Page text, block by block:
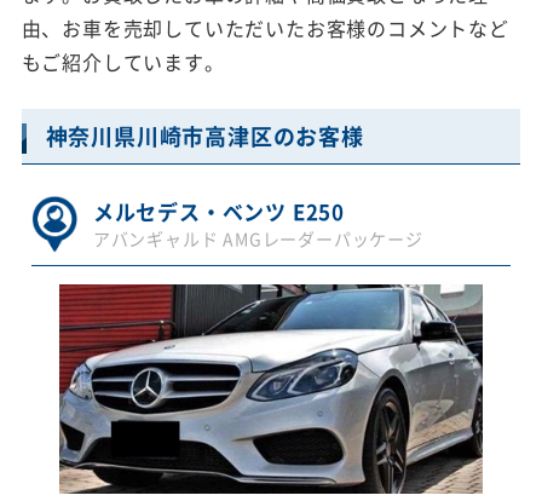
由、お車を売却していただいたお客様のコメントなど
もご紹介しています。
神奈川県川崎市高津区のお客様
メルセデス・ベンツ E250
アバンギャルド AMGレーダーパッケージ